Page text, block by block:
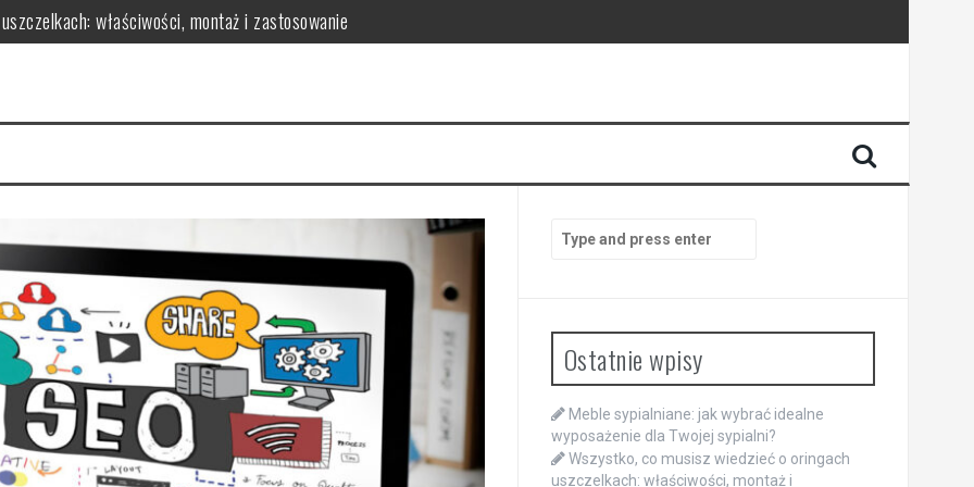
właściwości, montaż i zastosowanie
i rady
Kluczowe czynniki i porady
redukcji tkanki tłuszczowej
do analizy
dla Twojej sypialni?
Search
for:
Ostatnie wpisy
Meble sypialniane: jak wybrać idealne
wyposażenie dla Twojej sypialni?
Wszystko, co musisz wiedzieć o oringach
uszczelkach: właściwości, montaż i